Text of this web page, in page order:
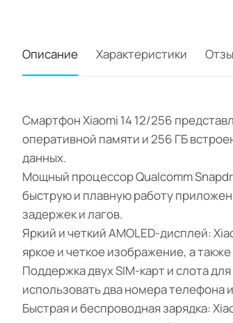
Описание Характеристики
Смартфон Xiaomi 14 12/256
оперативной памяти и 256 ГБ
данных.
Мощный процессор Qualcomm
быструю и плавную работу
задержек и лагов.
Яркий и четкий AMOLED-дисплей:
яркое и четкое изображение, а
Поддержка двух SIM-карт и слота
использовать два номера телефона
Быстрая и беспроводная зарядка: